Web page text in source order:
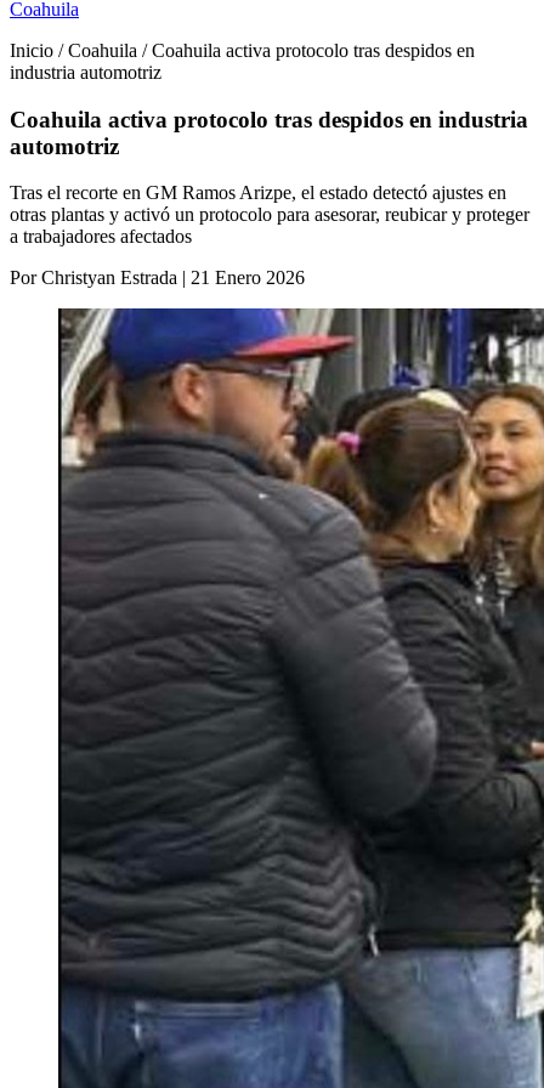
Coahuila
Inicio / Coahuila / Coahuila activa protocolo tras despidos en
industria automotriz
Coahuila activa protocolo tras despidos en industria
automotriz
Tras el recorte en GM Ramos Arizpe, el estado detectó ajustes en
otras plantas y activó un protocolo para asesorar, reubicar y proteger
a trabajadores afectados
Por Christyan Estrada | 21 Enero 2026